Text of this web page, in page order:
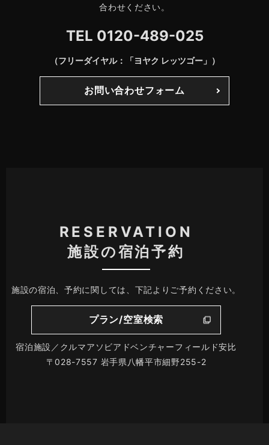
合わせください。
TEL 0120-489-025
（フリーダイヤル：「ヨヤク レッツゴー」）
お問い合わせフォーム
RESERVATION
施設の宿泊予約
施設の宿泊、予約に関しては、下記よりご予約ください。
プラン/空室検索
宿泊施設／クルマアソビアドベンチャーフィールド安比
〒028-7557 岩手県八幡平市細野255-2